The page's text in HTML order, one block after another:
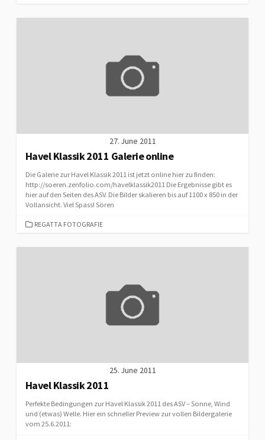
27. June 2011
Havel Klassik 2011 Galerie online
Die Galerie zur Havel Klassik 2011 ist jetzt online hier zu finden:
http://soeren.zenfolio.com/havelklassik2011 Die Ergebnisse gibt es
hier auf den Seiten des ASV. Die Bilder skalieren bis auf 1100 x 850 in der
Vollansicht. Viel Spass! Sören
CATEGORIES
REGATTA FOTOGRAFIE
25. June 2011
Havel Klassik 2011
Perfekte Bedingungen zur Havel Klassik 2011 des ASV – Sonne, Wind
und (etwas) Welle. Hier ein schneller Preview zur vollen Bildergalerie
vom 25.6.2011: